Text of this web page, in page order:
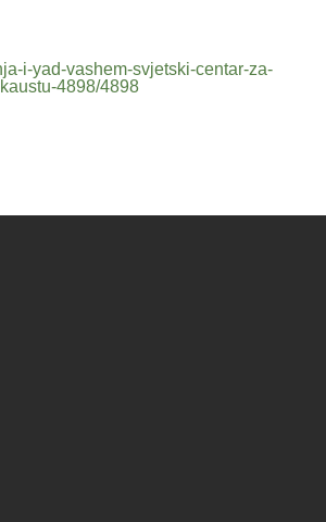
i-yad-vashem-svjetski-centar-za-
4898/4898